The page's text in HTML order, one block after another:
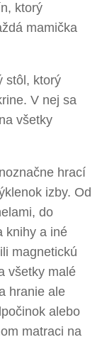
ktorý
mamička
stôl, ktorý
V nej sa
všetky
hrací
izby. Od
do
knihy a iné
magnetickú
všetky malé
hranie ale
alebo
matraci na